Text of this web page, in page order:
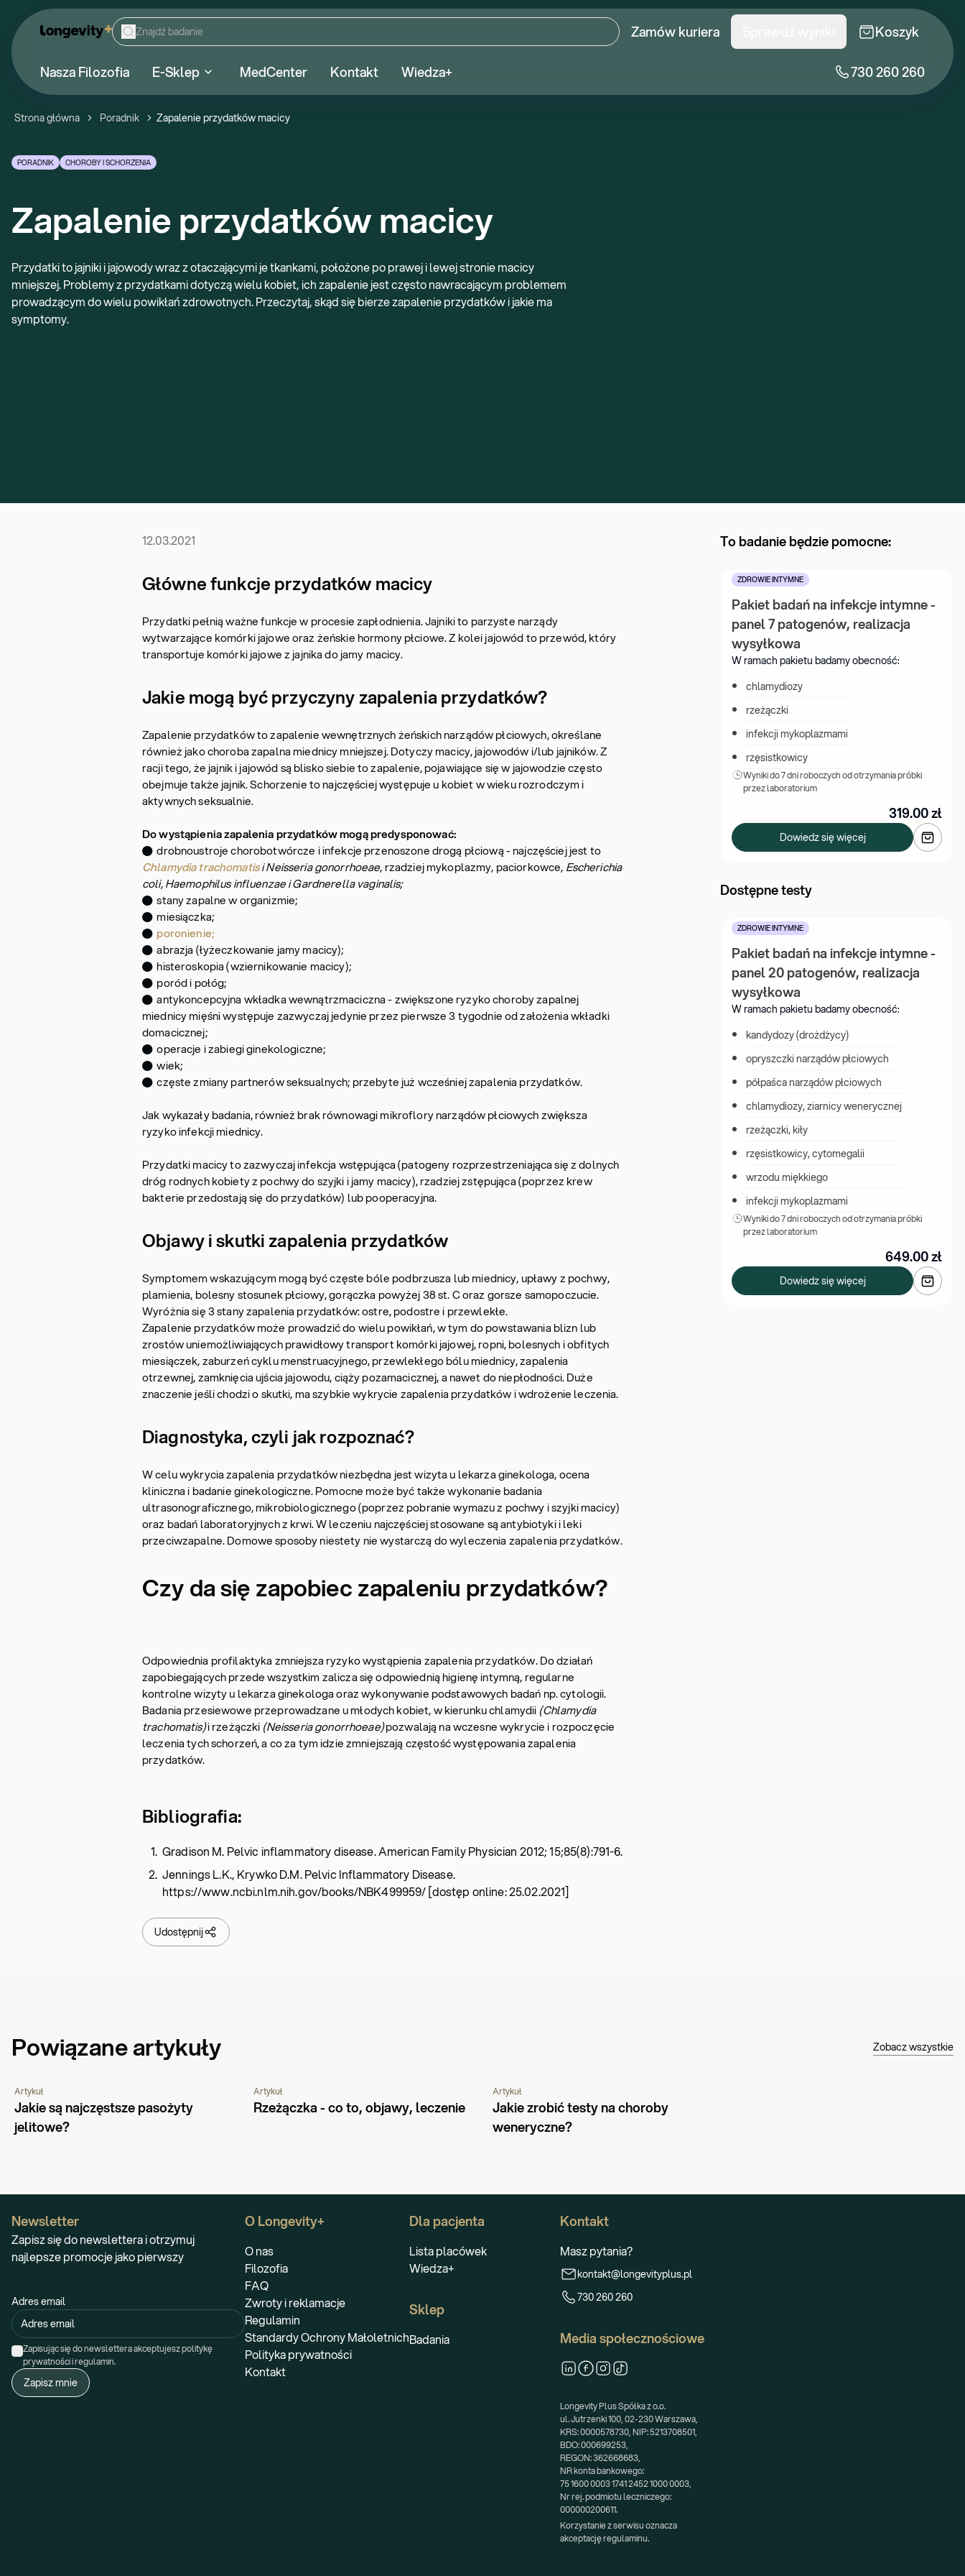
Zamów kuriera Koszyk
Nasza Filozofia E-Sklep MedCenter Kontakt Wiedza+ 730 260 260
Strona główna Poradnik Zapalenie przydatków macicy
PORADNIK CHOROBY I SCHORZENIA
Zapalenie przydatków macicy
Przydatki to jajniki i jajowody wraz z otaczającymi je tkankami, położone po prawej i lewej stronie macicy
mniejszej. Problemy z przydatkami dotyczą wielu kobiet, ich zapalenie jest często nawracającym problemem
prowadzącym do wielu powikłań zdrowotnych. Przeczytaj, skąd się bierze zapalenie przydatków i jakie ma
symptomy.
12.03.2021
Główne funkcje przydatków macicy
Przydatki pełnią ważne funkcje w procesie zapłodnienia. Jajniki to parzyste narządy
wytwarzające komórki jajowe oraz żeńskie hormony płciowe. Z kolei jajowód to przewód, który
transportuje komórki jajowe z jajnika do jamy macicy.
Jakie mogą być przyczyny zapalenia przydatków?
Zapalenie przydatków to zapalenie wewnętrznych żeńskich narządów płciowych, określane
również jako choroba zapalna miednicy mniejszej. Dotyczy macicy, jajowodów i/lub jajników. Z
racji tego, że jajnik i jajowód są blisko siebie to zapalenie, pojawiające się w jajowodzie często
obejmuje także jajnik. Schorzenie to najczęściej występuje u kobiet w wieku rozrodczym i
aktywnych seksualnie.
Do wystąpienia zapalenia przydatków mogą predysponować:
● drobnoustroje chorobotwórcze i infekcje przenoszone drogą płciową - najczęściej jest to
Chlamydia trachomatisi Neisseria gonorrhoeae, rzadziej mykoplazmy, paciorkowce, Escherichia
coli, Haemophilus influenzae i Gardnerella vaginalis;
● stany zapalne w organizmie;
● miesiączka;
● poronienie;
● abrazja (łyżeczkowanie jamy macicy);
● histeroskopia (wziernikowanie macicy);
● poród i połóg;
● antykoncepcyjna wkładka wewnątrzmaciczna - zwiększone ryzyko choroby zapalnej
miednicy mięśni występuje zazwyczaj jedynie przez pierwsze 3 tygodnie od założenia wkładki
domacicznej;
● operacje i zabiegi ginekologiczne;
● wiek;
● częste zmiany partnerów seksualnych; przebyte już wcześniej zapalenia przydatków.
Jak wykazały badania, również brak równowagi mikroflory narządów płciowych zwiększa
ryzyko infekcji miednicy.
Przydatki macicy to zazwyczaj infekcja wstępująca (patogeny rozprzestrzeniająca się z dolnych
dróg rodnych kobiety z pochwy do szyjki i jamy macicy), rzadziej zstępująca (poprzez krew
bakterie przedostają się do przydatków) lub pooperacyjna.
Objawy i skutki zapalenia przydatków
Symptomem wskazującym mogą być częste bóle podbrzusza lub miednicy, upławy z pochwy,
plamienia, bolesny stosunek płciowy, gorączka powyżej 38 st. C oraz gorsze samopoczucie.
Wyróżnia się 3 stany zapalenia przydatków: ostre, podostre i przewlekłe.
Zapalenie przydatków może prowadzić do wielu powikłań, w tym do powstawania blizn lub
zrostów uniemożliwiających prawidłowy transport komórki jajowej, ropni, bolesnych i obfitych
miesiączek, zaburzeń cyklu menstruacyjnego, przewlekłego bólu miednicy, zapalenia
otrzewnej, zamknięcia ujścia jajowodu, ciąży pozamacicznej, a nawet do niepłodności. Duże
znaczenie jeśli chodzi o skutki, ma szybkie wykrycie zapalenia przydatków i wdrożenie leczenia.
Diagnostyka, czyli jak rozpoznać?
W celu wykrycia zapalenia przydatków niezbędna jest wizyta u lekarza ginekologa, ocena
kliniczna i badanie ginekologiczne. Pomocne może być także wykonanie badania
ultrasonograficznego, mikrobiologicznego (poprzez pobranie wymazu z pochwy i szyjki macicy)
oraz badań laboratoryjnych z krwi. W leczeniu najczęściej stosowane są antybiotyki i leki
przeciwzapalne. Domowe sposoby niestety nie wystarczą do wyleczenia zapalenia przydatków.
Czy da się zapobiec zapaleniu przydatków?
Odpowiednia profilaktyka zmniejsza ryzyko wystąpienia zapalenia przydatków. Do działań
zapobiegających przede wszystkim zalicza się odpowiednią higienę intymną, regularne
kontrolne wizyty u lekarza ginekologa oraz wykonywanie podstawowych badań np. cytologii.
Badania przesiewowe przeprowadzane u młodych kobiet, w kierunku chlamydii (Chlamydia
trachomatis)i rzeżączki (Neisseria gonorrhoeae)pozwalają na wczesne wykrycie i rozpoczęcie
leczenia tych schorzeń, a co za tym idzie zmniejszają częstość występowania zapalenia
przydatków.
Bibliografia:
Gradison M. Pelvic inflammatory disease. American Family Physician 2012; 15;85(8):791-6.
Jennings L.K., Krywko D.M. Pelvic Inflammatory Disease.
https://www.ncbi.nlm.nih.gov/books/NBK499959/ [dostęp online: 25.02.2021]
Udostępnij
To badanie będzie pomocne:
ZDROWIE INTYMNE
Pakiet badań na infekcje intymne -
panel 7 patogenów, realizacja
wysyłkowa
W ramach pakietu badamy obecność:
chlamydiozy
rzeżączki
infekcji mykoplazmami
rzęsistkowicy
Wyniki do 7 dni roboczych od otrzymania próbki
przez laboratorium
319.00zł
Dowiedz się więcej
Dostępne testy
ZDROWIE INTYMNE
Pakiet badań na infekcje intymne -
panel 20 patogenów, realizacja
wysyłkowa
W ramach pakietu badamy obecność:
kandydozy (drożdżycy)
opryszczki narządów płciowych
półpaśca narządów płciowych
chlamydiozy, ziarnicy wenerycznej
rzeżączki, kiły
rzęsistkowicy, cytomegalii
wrzodu miękkiego
infekcji mykoplazmami
Wyniki do 7 dni roboczych od otrzymania próbki
przez laboratorium
649.00zł
Dowiedz się więcej
Powiązane artykuły Zobacz wszystkie
PORADNIK
Artykuł
Jakie są najczęstsze pasożyty
jelitowe?
CHOROBY I SCHORZENIA
Artykuł
Rzeżączka - co to, objawy, leczenie PORADNIK CHOROBY I SCHORZENIA
Artykuł
Jakie zrobić testy na choroby
weneryczne?
O Longevity+
O nas
Filozofia
FAQ
Zwroty i reklamacje
Regulamin
Standardy Ochrony Małoletnich
Polityka prywatności
Kontakt
Dla pacjenta
Lista placówek
Wiedza+
Sklep
Badania
Kontakt
Masz pytania?
kontakt@longevityplus.pl
730 260 260
Media społecznościowe
Longevity Plus Spółka z o.o.
ul. Jutrzenki 100, 02-230 Warszawa,
KRS: 0000578730, NIP: 5213708501,
BDO: 000699253,
REGON: 362668683,
NR konta bankowego:
75 1600 0003 1741 2452 1000 0003,
Nr rej. podmiotu leczniczego:
000000200611.
Korzystanie z serwisu oznacza
akceptację regulaminu.
Newsletter
Zapisz się do newslettera i otrzymuj
najlepsze promocje jako pierwszy
Adres email
Zapisując się do newslettera akceptujesz politykę
prywatności i regulamin.
Zapisz mnie